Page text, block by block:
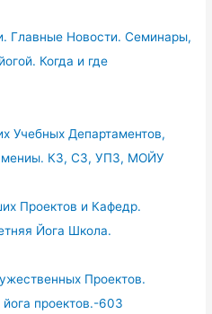
Главные Новости. Семинары,
Когда и где
Учебных Департаментов,
КЗ, СЗ, УПЗ, МОЙУ
Проектов и Кафедр.
Йога Школа.
Проектов.
проектов.-603